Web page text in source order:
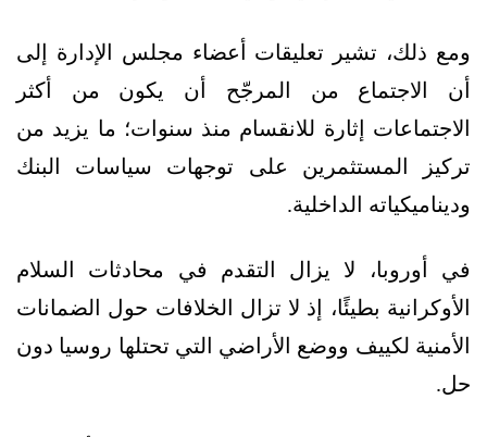
ومع ذلك، تشير تعليقات أعضاء مجلس الإدارة إلى
أن الاجتماع من المرجّح أن يكون من أكثر
الاجتماعات إثارة للانقسام منذ سنوات؛ ما يزيد من
تركيز المستثمرين على توجهات سياسات البنك
وديناميكياته الداخلية.
في أوروبا، لا يزال التقدم في محادثات السلام
الأوكرانية بطيئًا، إذ لا تزال الخلافات حول الضمانات
الأمنية لكييف ووضع الأراضي التي تحتلها روسيا دون
حل.